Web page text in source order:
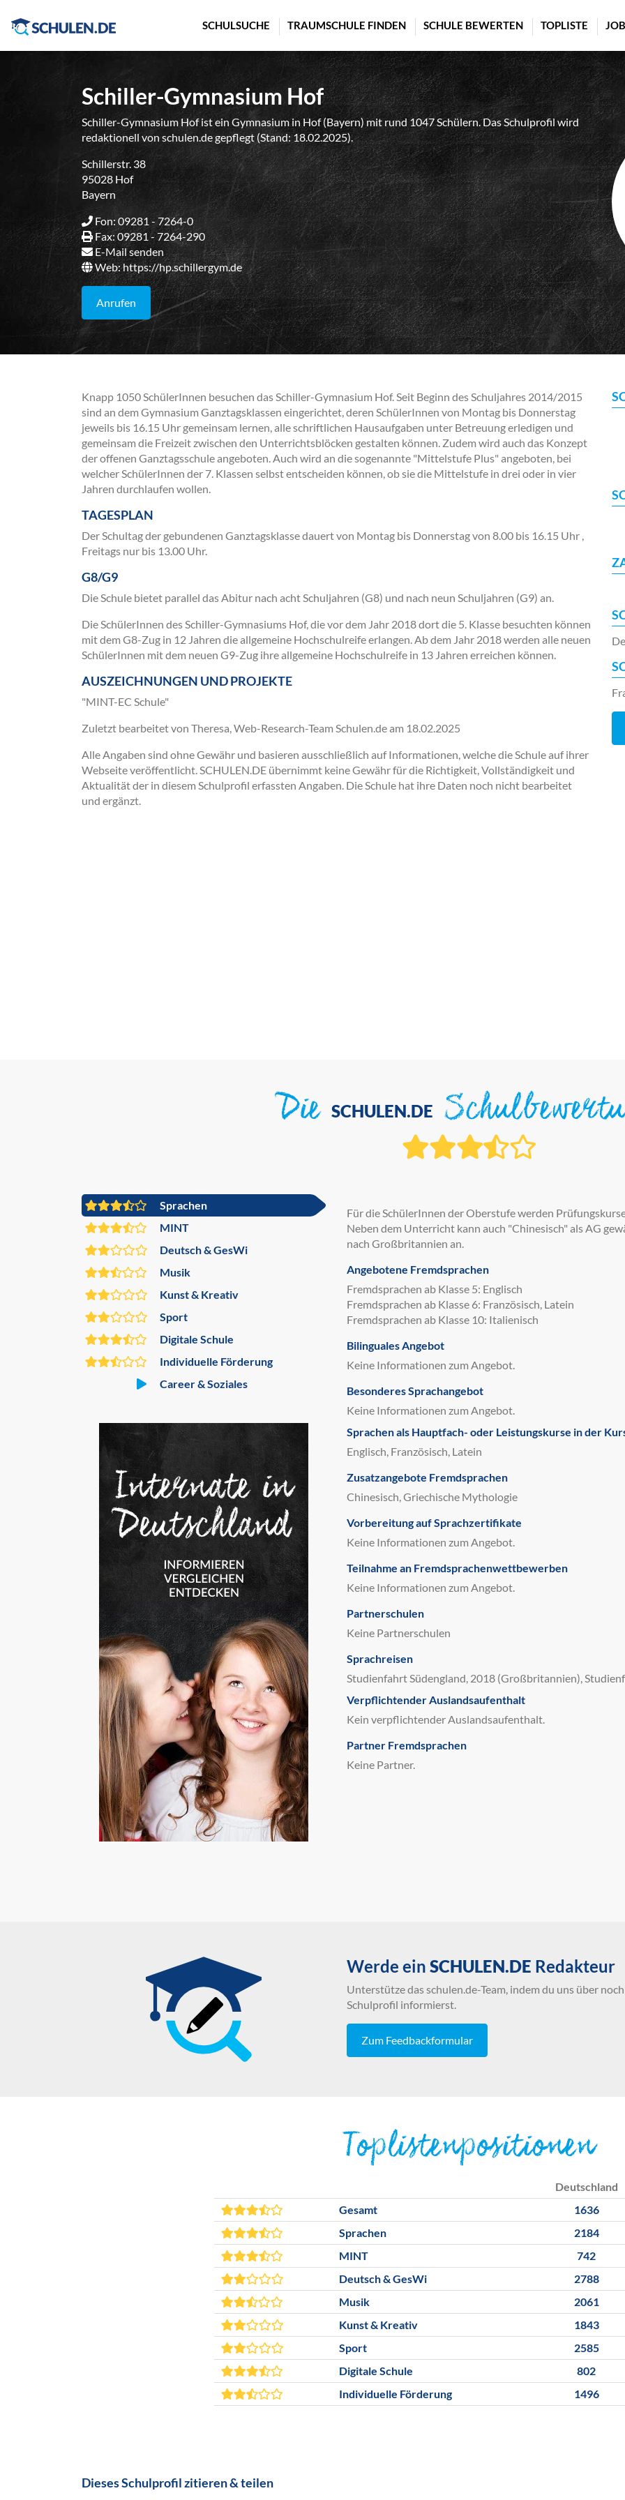
SCHULSUCHE TRAUMSCHULE FINDEN SCHULE BEWERTEN TOPLISTE
Schiller-Gymnasium Hof
Schiller-Gymnasium Hof ist ein Gymnasium in Hof (Bayern) mit rund 1047 Schülern. Das Schulprofil wird
redaktionell von schulen.de gepflegt (Stand: 18.02.2025).
Schillerstr. 38
95028 Hof
Bayern
Fon: 09281 - 7264-0
Fax: 09281 - 7264-290
E-Mail senden
Web:https://hp.schillergym.de
Anrufen
Knapp 1050 SchülerInnen besuchen das Schiller-Gymnasium Hof. Seit Beginn des Schuljahres 2014/2015
sind an dem Gymnasium Ganztagsklassen eingerichtet, deren SchülerInnen von Montag bis Donnerstag
jeweils bis 16.15 Uhr gemeinsam lernen, alle schriftlichen Hausaufgaben unter Betreuung erledigen und
gemeinsam die Freizeit zwischen den Unterrichtsblöcken gestalten können. Zudem wird auch das Konzept
der offenen Ganztagsschule angeboten. Auch wird an die sogenannte "Mittelstufe Plus" angeboten, bei
welcher SchülerInnen der 7. Klassen selbst entscheiden können, ob sie die Mittelstufe in drei oder in vier
Jahren durchlaufen wollen.
TAGESPLAN
Der Schultag der gebundenen Ganztagsklasse dauert von Montag bis Donnerstag von 8.00 bis 16.15 Uhr ,
Freitags nur bis 13.00 Uhr.
G8/G9
Die Schule bietet parallel das Abitur nach acht Schuljahren (G8) und nach neun Schuljahren (G9) an.
Die SchülerInnen des Schiller-Gymnasiums Hof, die vor dem Jahr 2018 dort die 5. Klasse besuchten können
mit dem G8-Zug in 12 Jahren die allgemeine Hochschulreife erlangen. Ab dem Jahr 2018 werden alle neuen
SchülerInnen mit dem neuen G9-Zug ihre allgemeine Hochschulreife in 13 Jahren erreichen können.
AUSZEICHNUNGEN UND PROJEKTE
"MINT-EC Schule"
Zuletzt bearbeitet von Theresa, Web-Research-Team Schulen.de am 18.02.2025
Alle Angaben sind ohne Gewähr und basieren ausschließlich auf Informationen, welche die Schule auf ihrer
Webseite veröffentlicht. SCHULEN.DE übernimmt keine Gewähr für die Richtigkeit, Vollständigkeit und
Aktualität der in diesem Schulprofil erfassten Angaben. Die Schule hat ihre Daten noch nicht bearbeitet
und ergänzt.
Die SCHULEN.DE
Sprachen
MINT
Deutsch & GesWi
Musik
Kunst & Kreativ
Sport
Digitale Schule
Individuelle Förderung
Career & Soziales
Für die SchülerInnen der Oberstufe werden
Neben dem Unterricht kann auch "Chinesisch" als AG
nach Großbritannien an.
Angebotene Fremdsprachen
Fremdsprachen ab Klasse 5: Englisch
Fremdsprachen ab Klasse 6: Französisch, Latein
Fremdsprachen ab Klasse 10: Italienisch
Bilinguales Angebot
Keine Informationen zum Angebot.
Besonderes Sprachangebot
Keine Informationen zum Angebot.
Sprachen als Hauptfach- oder Leistungskurse in der
Englisch, Französisch, Latein
Zusatzangebote Fremdsprachen
Chinesisch, Griechische Mythologie
Vorbereitung auf Sprachzertifikate
Keine Informationen zum Angebot.
Teilnahme an Fremdsprachenwettbewerben
Keine Informationen zum Angebot.
Partnerschulen
Keine Partnerschulen
Sprachreisen
Studienfahrt Südengland, 2018 (Großbritannien),
Verpflichtender Auslandsaufenthalt
Kein verpflichtender Auslandsaufenthalt.
Partner Fremdsprachen
Keine Partner.
Werde ein SCHULEN.DE Redakteur
Unterstütze das schulen.de-Team, indem du uns über
Schulprofil informierst.
Zum Feedbackformular
Toplistenpositionen
Deutschland
Gesamt
1636
Sprachen
2184
MINT
742
Deutsch & GesWi
2788
Musik
2061
Kunst & Kreativ
1843
Sport
2585
Digitale Schule
802
Individuelle Förderung
1496
Dieses Schulprofil zitieren & teilen